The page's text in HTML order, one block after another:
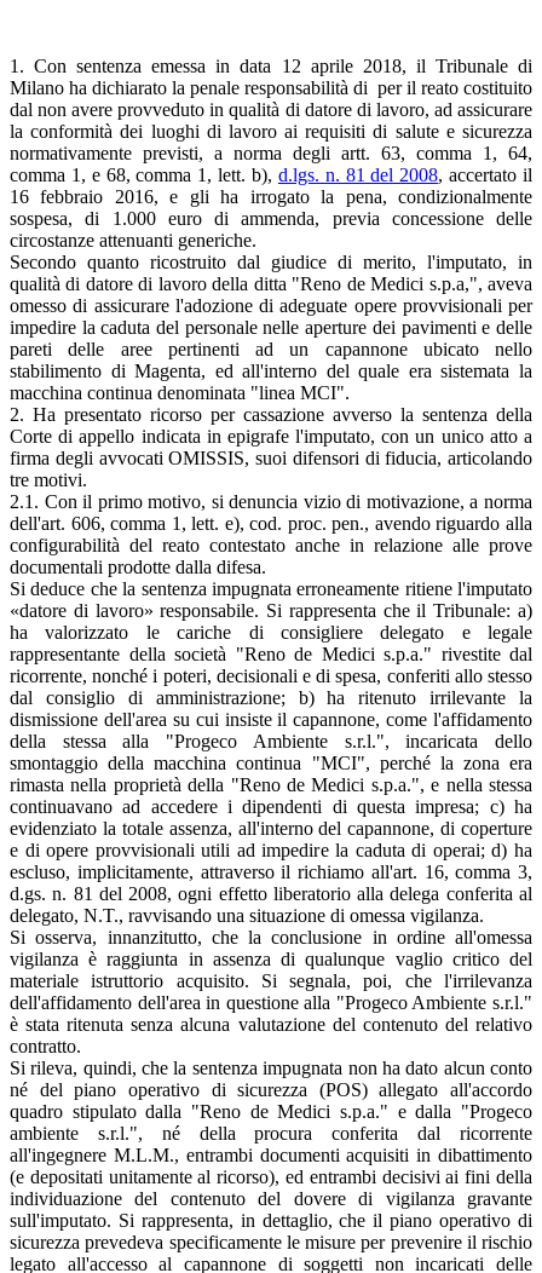
1. Con sentenza emessa in data 12 aprile 2018, il Tribunale di
Milano ha dichiarato la penale responsabilità di per il reato costituito
dal non avere provveduto in qualità di datore di lavoro, ad assicurare
la conformità dei luoghi di lavoro ai requisiti di salute e sicurezza
normativamente previsti, a norma degli artt. 63, comma 1, 64,
comma 1, e 68, comma 1, lett. b), d.lgs. n. 81 del 2008, accertato il
16 febbraio 2016, e gli ha irrogato la pena, condizionalmente
sospesa, di 1.000 euro di ammenda, previa concessione delle
circostanze attenuanti generiche.
Secondo quanto ricostruito dal giudice di merito, l'imputato, in
qualità di datore di lavoro della ditta "Reno de Medici s.p.a,", aveva
omesso di assicurare l'adozione di adeguate opere provvisionali per
impedire la caduta del personale nelle aperture dei pavimenti e delle
pareti delle aree pertinenti ad un capannone ubicato nello
stabilimento di Magenta, ed all'interno del quale era sistemata la
macchina continua denominata "linea MCI".
2. Ha presentato ricorso per cassazione avverso la sentenza della
Corte di appello indicata in epigrafe l'imputato, con un unico atto a
firma degli avvocati OMISSIS, suoi difensori di fiducia, articolando
tre motivi.
2.1. Con il primo motivo, si denuncia vizio di motivazione, a norma
dell'art. 606, comma 1, lett. e), cod. proc. pen., avendo riguardo alla
configurabilità del reato contestato anche in relazione alle prove
documentali prodotte dalla difesa.
Si deduce che la sentenza impugnata erroneamente ritiene l'imputato
«datore di lavoro» responsabile. Si rappresenta che il Tribunale: a)
ha valorizzato le cariche di consigliere delegato e legale
rappresentante della società "Reno de Medici s.p.a." rivestite dal
ricorrente, nonché i poteri, decisionali e di spesa, conferiti allo stesso
dal consiglio di amministrazione; b) ha ritenuto irrilevante la
dismissione dell'area su cui insiste il capannone, come l'affidamento
della stessa alla "Progeco Ambiente s.r.l.", incaricata dello
smontaggio della macchina continua "MCI", perché la zona era
rimasta nella proprietà della "Reno de Medici s.p.a.", e nella stessa
continuavano ad accedere i dipendenti di questa impresa; c) ha
evidenziato la totale assenza, all'interno del capannone, di coperture
e di opere provvisionali utili ad impedire la caduta di operai; d) ha
escluso, implicitamente, attraverso il richiamo all'art. 16, comma 3,
d.gs. n. 81 del 2008, ogni effetto liberatorio alla delega conferita al
delegato, N.T., ravvisando una situazione di omessa vigilanza.
Si osserva, innanzitutto, che la conclusione in ordine all'omessa
vigilanza è raggiunta in assenza di qualunque vaglio critico del
materiale istruttorio acquisito. Si segnala, poi, che l'irrilevanza
dell'affidamento dell'area in questione alla "Progeco Ambiente s.r.l."
è stata ritenuta senza alcuna valutazione del contenuto del relativo
contratto.
Si rileva, quindi, che la sentenza impugnata non ha dato alcun conto
né del piano operativo di sicurezza (POS) allegato all'accordo
quadro stipulato dalla "Reno de Medici s.p.a." e dalla "Progeco
ambiente s.r.l.", né della procura conferita dal ricorrente
all'ingegnere M.L.M., entrambi documenti acquisiti in dibattimento
(e depositati unitamente al ricorso), ed entrambi decisivi ai fini della
individuazione del contenuto del dovere di vigilanza gravante
sull'imputato. Si rappresenta, in dettaglio, che il piano operativo di
sicurezza prevedeva specificamente le misure per prevenire il rischio
legato all'accesso al capannone di soggetti non incaricati delle